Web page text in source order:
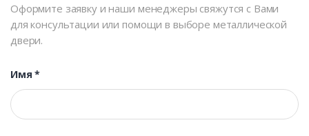
Оформите заявку и наши менеджеры свяжутся с Вами
для консультации или помощи в выборе металлической
двери.
Имя*